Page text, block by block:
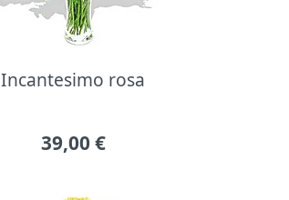
Incantesimo rosa
39,00 €